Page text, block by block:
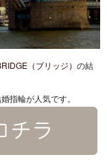
（ブリッジ） の結
指輪が人気です。